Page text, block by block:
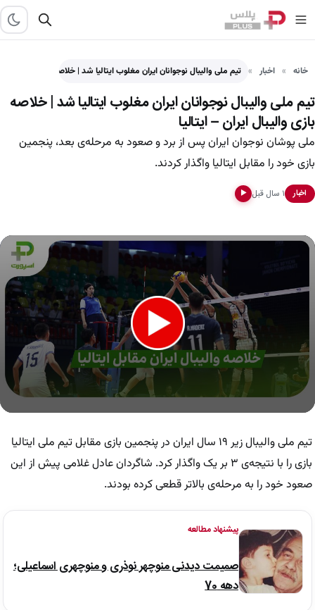
خانه اخبار تیم ملی والیبال نوجوانان ایران مغلوب ایتالیا شد | خلاصه…
تیم ملی والیبال نوجوانان ایران مغلوب ایتالیا شد | خلاصه
بازی والیبال ایران – ایتالیا
ملی پوشان نوجوان ایران پس از برد و صعود به مرحله‌ی بعد، پنجمین
بازی خود را مقابل ایتالیا واگذار کردند.
اخبار ۱ سال قبل ▶
minutes,
11
تیم ملی والیبال زیر ۱۹ سال ایران در پنجمین بازی مقابل تیم ملی ایتالیا
بازی را با نتیجه‌ی ۳ بر یک واگذار کرد. شاگردان عادل غلامی پیش از این
صعود خود را به مرحله‌ی بالاتر قطعی کرده بودند.
پیشنهاد مطالعه
صمیمت دیدنی منوچهر نوذری و منوچهری اسماعیلی؛
دهه 70